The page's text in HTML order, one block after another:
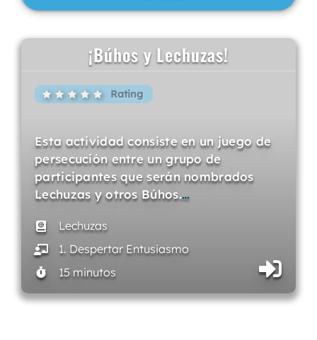
¡Búhos y Lechuzas!
Rating
Esta actividad consiste en un juego de
persecución entre un grupo de
participantes que serán nombrados
Lechuzas y otros Búhos.…
Lechuzas
1. Despertar Entusiasmo
15 minutos